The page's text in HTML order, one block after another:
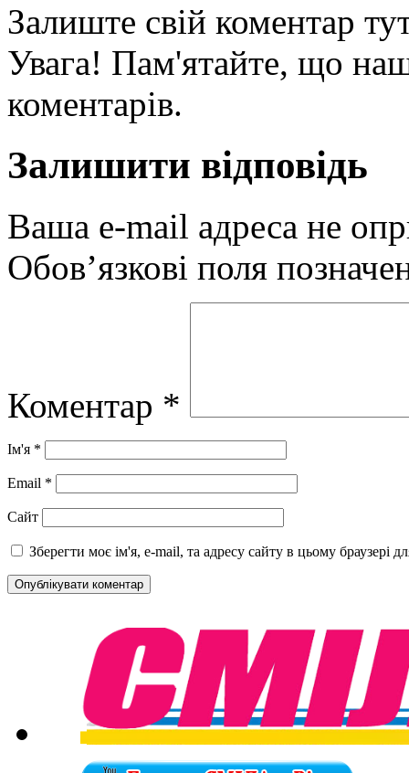
Залиште свій коментар
Увага! Пам'ятайте, що
коментарів.
Залишити відповідь
Ваша e-mail адреса не
Обов’язкові поля
Коментар *
Ім'я *
Email *
Сайт
Зберегти моє ім'я, e-mail, та адресу сайту в цьому браузері